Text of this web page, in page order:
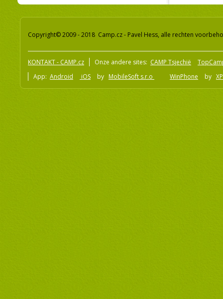
Copyright© 2009 - 2018 Camp.cz - Pavel Hess, alle rechten
KONTAKT - CAMP.cz Onze andere sites: CAMP Tsjechië
App: Android iOS by MobileSoft s.r.o WinPhone by